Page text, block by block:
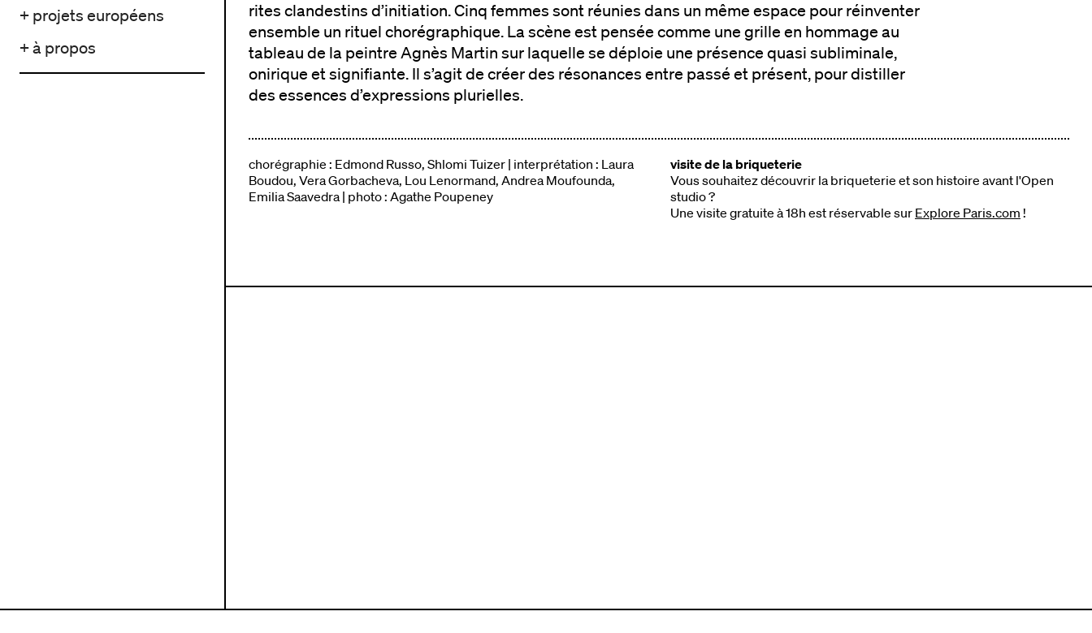
+ projets européens
+ à propos
rites clandestins d’initiation. Cinq femmes sont réunies dans un même espace pour réinventer
ensemble un rituel chorégraphique. La scène est pensée comme une grille en hommage au
tableau de la peintre Agnès Martin sur laquelle se déploie une présence quasi subliminale,
onirique et signifiante. Il s’agit de créer des résonances entre passé et présent, pour distiller
des essences d’expressions plurielles.
chorégraphie : Edmond Russo, Shlomi Tuizer | interprétation : Laura
Boudou, Vera Gorbacheva, Lou Lenormand, Andrea Moufounda,
Emilia Saavedra | photo : Agathe Poupeney
visite de la briqueterie
Vous souhaitez découvrir la briqueterie et son histoire avant l'Open
studio ?
Une visite gratuite à 18h est réservable sur Explore Paris.com !